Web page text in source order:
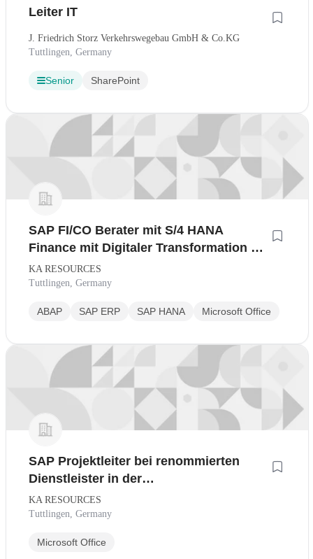
Leiter IT
J. Friedrich Storz Verkehrswegebau GmbH & Co.KG
Tuttlingen, Germany
Senior SharePoint
SAP FI/CO Berater mit S/4 HANA
Finance mit Digitaler Transformation bei
marktführendem
Technologiedienstleister
KA RESOURCES
Tuttlingen, Germany
ABAP SAP ERP SAP HANA Microsoft Office
SAP Projektleiter bei renommierten
Dienstleister in der
Managementberatung
KA RESOURCES
Tuttlingen, Germany
Microsoft Office